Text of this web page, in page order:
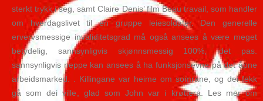
sterkt trykk i seg, samt Claire Denis’ film Beau travail, som handler
om hverdagslivet til en gruppe leiesoldater. Den generelle
ervervsmessige invaliditetsgrad må også ansees å være meget
betydelig, sannsynligvis skjønnsmessig 100%, idet pas.
sannsynligvis neppe kan ansees å ha funksjonsevne på det åpne
arbeidsmarked. . Killingane var heime om som­rane, og dei fekk
gå som dei ville, glad som John var i krøttera. Les mer om